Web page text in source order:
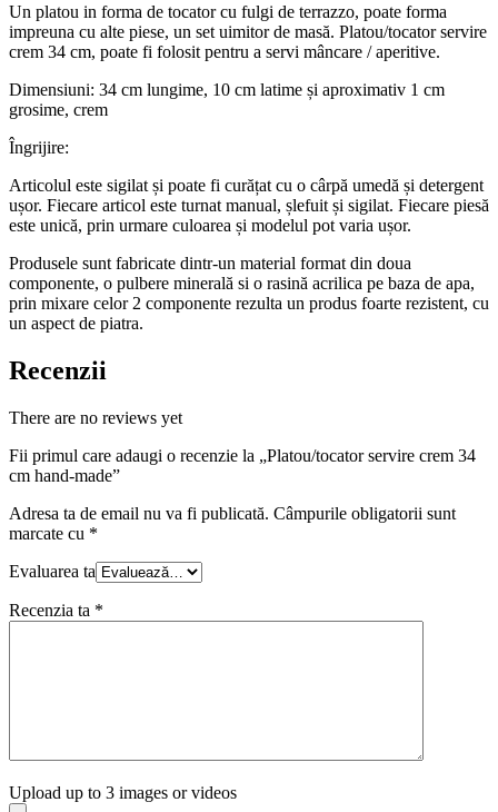
Un platou in forma de tocator cu fulgi de terrazzo, poate forma
impreuna cu alte piese, un set uimitor de masă. Platou/tocator servire
crem 34 cm, poate fi folosit pentru a servi mâncare / aperitive.
Dimensiuni: 34 cm lungime, 10 cm latime și aproximativ 1 cm
grosime, crem
Îngrijire:
Articolul este sigilat și poate fi curățat cu o cârpă umedă și detergent
ușor. Fiecare articol este turnat manual, șlefuit și sigilat. Fiecare piesă
este unică, prin urmare culoarea și modelul pot varia ușor.
Produsele sunt fabricate dintr-un material format din doua
componente, o pulbere minerală si o rasină acrilica pe baza de apa,
prin mixare celor 2 componente rezulta un produs foarte rezistent, cu
un aspect de piatra.
Recenzii
There are no reviews yet
Fii primul care adaugi o recenzie la „Platou/tocator servire crem 34
cm hand-made”
Adresa ta de email nu va fi publicată. Câmpurile obligatorii sunt
marcate cu *
Evaluarea ta
Recenzia ta *
Upload up to 3 images or videos